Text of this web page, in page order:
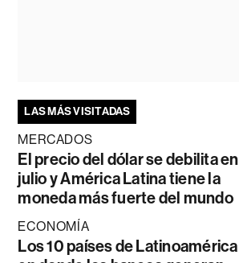
LAS MÁS VISITADAS
MERCADOS
El precio del dólar se debilita en
julio y América Latina tiene la
moneda más fuerte del mundo
ECONOMÍA
Los 10 países de Latinoamérica